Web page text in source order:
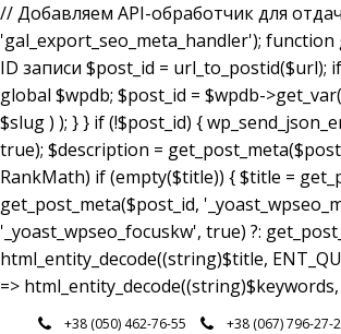
// Добавляем API-обработчик для
'gal_export_seo_meta_handler');
ID записи $post_id = url_to_postid($url);
global $wpdb; $post_id = $wpdb-
$slug ) ); } } if (!$post_id) {
true); $description =
RankMath) if (empty($title)) { $title =
get_post_meta($post_id,
'_yoast_wpseo_focuskw', true) ?:
html_entity_decode((string)$title,
=>
Перейти+38 (050) 462-76-55 +38 (067) 796-27-